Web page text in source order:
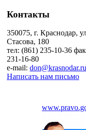
Контакты
350075, г. Краснодар,
Стасова, 180
тел: (861) 235-10-36
231-16-80
e-mail: don@krasnodar.ru
Написать нам письмо